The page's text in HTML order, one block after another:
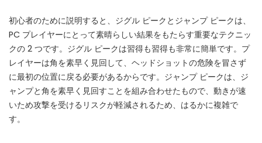
初心者のために説明すると、ジグル ピークとジャンプ ピークは、
PC プレイヤーにとって素晴らしい結果をもたらす重要なテクニッ
クの 2 つです。ジグル ピークは習得も習得も非常に簡単です。プ
レイヤーは角を素早く見回して、ヘッドショットの危険を冒さず
に最初の位置に戻る必要があるからです。ジャンプ ピークは、ジ
ャンプと角を素早く見回すことを組み合わせたもので、動きが速
いため攻撃を受けるリスクが軽減されるため、はるかに複雑で
す。